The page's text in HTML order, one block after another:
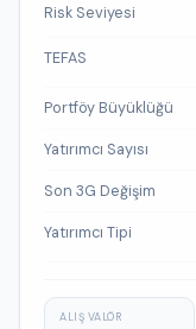
Risk Seviyesi
TEFAS
Portföy Büyüklüğü
Yatırımcı Sayısı
Son 3G Değişim
Yatırımcı Tipi
ALIŞ VALÖR